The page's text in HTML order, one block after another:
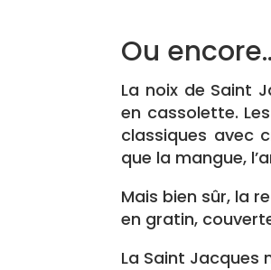
Ou
La noix de Saint
en cassolette.
classiques avec
que la mangue,
Mais bien sûr, la
en gratin,
La Saint Jacques